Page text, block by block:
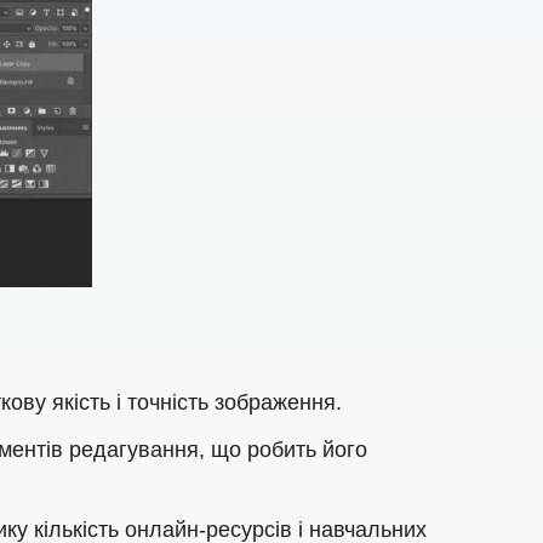
якість і точність зображення.
редагування, що робить його
кількість онлайн-ресурсів і навчальних